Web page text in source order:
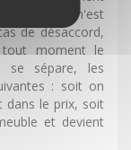
que "nul n'est
de désaccord,
tout moment le
se sépare, les
: soit on
dans le prix, soit
et devient